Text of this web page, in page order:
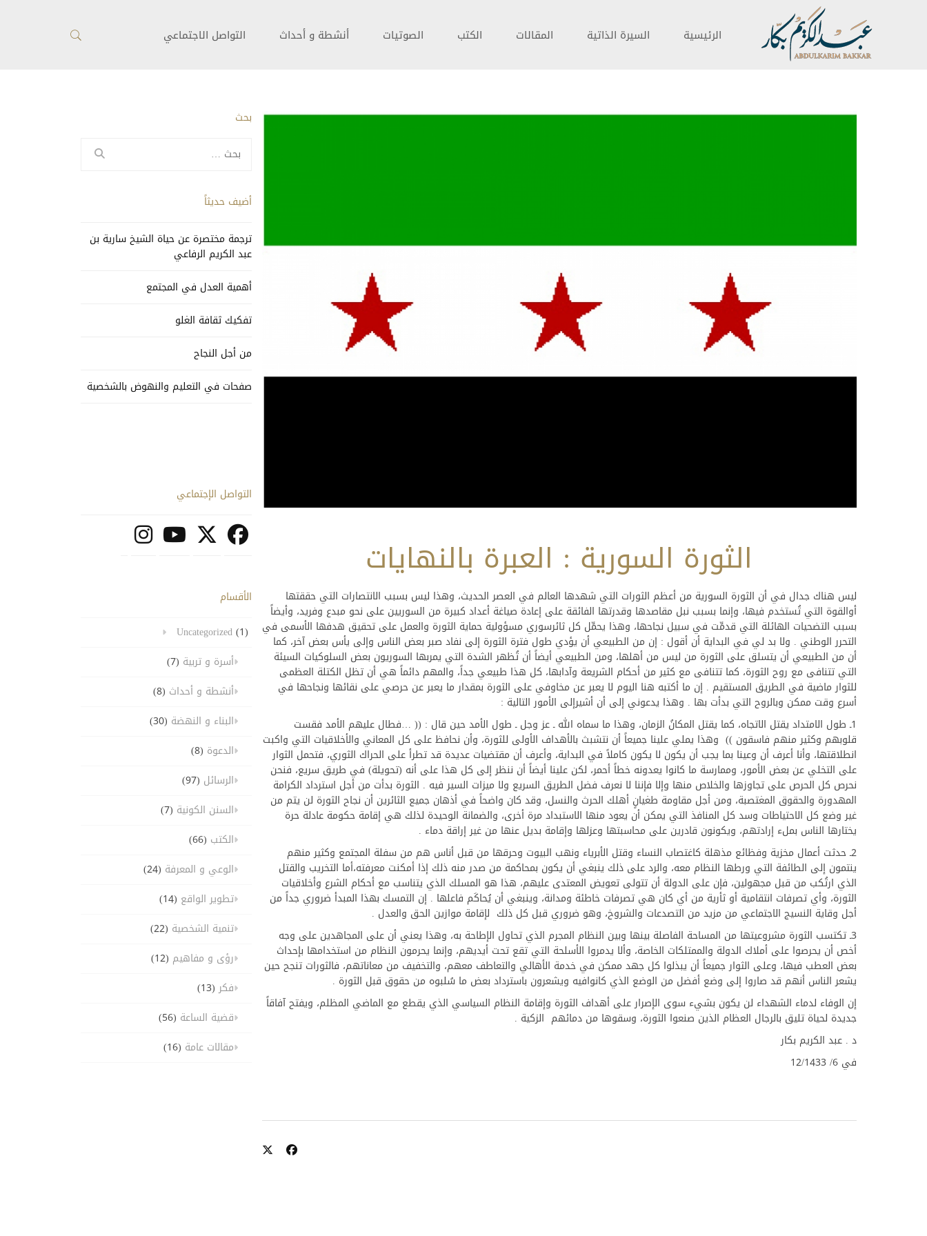
الرئيسية السيرة الذاتية المقالات الكتب الصوتيات أنشطة و أحداث التواصل الاجتماعي
الثورة السورية : العبرة بالنهايات
ليس هناك جدال في أن الثورة السورية من أعظم الثورات التي شهدها العالم في العصر الحديث، وهذا ليس بسبب الانتصارات التي حققتها
أوالقوة التي تُستخدم فيها، وإنما بسبب نبل مقاصدها وقدرتها الفائقة على إعادة صياغة أعداد كبيرة من السوريين على نحو مبدع وفريد، وأيضاً
بسبب التضحيات الهائلة التي قدمِّت في سبيل نجاحها، وهذا يحمِّل كل ثائرسوري مسؤولية حماية الثورة والعمل على تحقيق هدفها الأسمى في
التحرر الوطني . ولا بد لي في البداية أن أقول : إن من الطبيعي أن يؤدي طول فترة الثورة إلى نفاد صبر بعض الناس وإلى يأس بعض آخر، كما
أن من الطبيعي أن يتسلق على الثورة من ليس من أهلها، ومن الطبيعي أيضاً أن تُظهر الشدة التي يمربها السوريون بعض السلوكيات السيئة
التي تتنافى مع روح الثورة، كما تتنافى مع كثير من أحكام الشريعة وآدابها، كل هذا طبيعي جداً، والمهم دائماً هي أن تظل الكتلة العظمى
للثوار ماضية في الطريق المستقيم . إن ما أكتبه هنا اليوم لا يعبر عن مخاوفي على الثورة بمقدار ما يعبر عن حرصي على نقائها ونجاحها في
أسرع وقت ممكن وبالروح التي بدأت بها . وهذا يدعوني إلى أن أشيرإلى الأمور التالية :
1ـ طول الامتداد يقتل الاتجاه، كما يقتل المكانُ الزمان، وهذا ما سماه الله ـ عز وجل ـ طول الأمد حين قال : (( …فطال عليهم الأمد فقست
قلوبهم وكثير منهم فاسقون )) وهذا يملي علينا جميعاً أن نتشبث بالأهداف الأولى للثورة، وأن نحافظ على كل المعاني والأخلاقيات التي واكبت
انطلاقتها، وأنا أعرف أن وعينا بما يجب أن يكون لا يكون كاملاً في البداية، وأعرف أن مقتضيات عديدة قد تطرأ على الحراك الثوري، فتحمل الثوار
على التخلي عن بعض الأمور، وممارسة ما كانوا يعدونه خطاً أحمر، لكن علينا أيضاً أن ننظر إلى كل هذا على أنه (تحويلة) في طريق سريع، فنحن
نحرص كل الحرص على تجاوزها والخلاص منها وإلا فإننا لا نعرف فضل الطريق السريع ولا ميزات السير فيه . الثورة بدأت من أجل استرداد الكرامة
المهدورة والحقوق المغتصبة، ومن أجل مقاومة طغيانٍ أهلك الحرث والنسل، وقد كان واضحاً في أذهان جميع الثائرين أن نجاح الثورة لن يتم من
غير وضع كل الاحتياطات وسد كل المنافذ التي يمكن أن يعود منها الاستبداد مرة أخرى، والضمانة الوحيدة لذلك هي إقامة حكومة عادلة حرة
يختارها الناس بملء إرادتهم، ويكونون قادرين على محاسبتها وعزلها وإقامة بديل عنها من غير إراقة دماء .
2ـ حدثت أعمال مخزية وفظائع مذهلة كاغتصاب النساء وقتل الأبرياء ونهب البيوت وحرقها من قبل أناس هم من سفلة المجتمع وكثير منهم
ينتمون إلى الطائفة التي ورطها النظام معه، والرد على ذلك ينبغي أن يكون بمحاكمة من صدر منه ذلك إذا أمكنت معرفته،أما التخريب والقتل
الذي ارتُكب من قبل مجهولين، فإن على الدولة أن تتولى تعويض المعتدى عليهم، هذا هو المسلك الذي يتناسب مع أحكام الشرع وأخلاقيات
الثورة، وأي تصرفات انتقامية أو ثأرية من أي كان هي تصرفات خاطئة ومدانة، وينبغي أن يُحاكَم فاعلها . إن التمسك بهذا المبدأ ضروري جداً من
أجل وقاية النسيج الاجتماعي من مزيد من التصدعات والشروخ، وهو ضروري قبل كل ذلك لإقامة موازين الحق والعدل .
3ـ تكتسب الثورة مشروعيتها من المساحة الفاصلة بينها وبين النظام المجرم الذي تحاول الإطاحة به، وهذا يعني أن على المجاهدين على وجه
أخص أن يحرصوا على أملاك الدولة والممتلكات الخاصة، وألا يدمروا الأسلحة التي تقع تحت أيديهم، وإنما يحرمون النظام من استخدامها بإحداث
بعض العطب فيها، وعلى الثوار جميعاً أن يبذلوا كل جهد ممكن في خدمة الأهالي والتعاطف معهم، والتخفيف من معاناتهم، فالثورات تنجح حين
يشعر الناس أنهم قد صاروا إلى وضع أفضل من الوضع الذي كانوافيه ويشعرون باسترداد بعض ما سُلبوه من حقوق قبل الثورة .
إن الوفاء لدماء الشهداء لن يكون بشيء سوى الإصرار على أهداف الثورة وإقامة النظام السياسي الذي يقطع مع الماضي المظلم، ويفتح آفاقاً
جديدة لحياة تليق بالرجال العظام الذين صنعوا الثورة، وسقوها من دمائهم الزكية .
د . عبد الكريم بكار
في 6/ 12/1433
بحث
عن:
أضيف حديثاً
ترجمة مختصرة عن حياة الشيخ سارية بن
عبد الكريم الرفاعي
أهمية العدل في المجتمع
تفكيك ثقافة الغلو
من أجل النجاح
صفحات في التعليم والنهوض بالشخصية
التواصل الإجتماعي
الأقسام
Uncategorized(1)
أسرة و تربية (7)
أنشطة و أحداث (8)
البناء و النهضة (30)
الدعوة (8)
الرسائل (97)
السنن الكونية (7)
الكتب (66)
الوعي و المعرفة (24)
تطوير الواقع (14)
تنمية الشخصية (22)
رؤى و مفاهيم (12)
فكر(13)
قضية الساعة (56)
مقالات عامة (16)